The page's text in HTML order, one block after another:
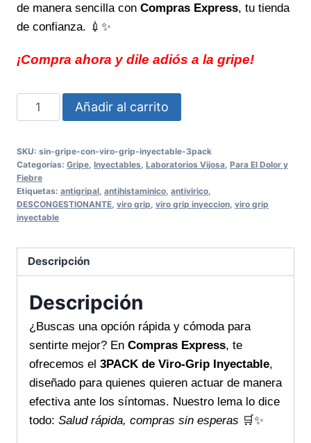
de manera sencilla con Compras Express, tu tienda
de confianza. 💉✨
¡Compra ahora y dile adiós a la gripe!
gripe
VIRO-
GRIP
INYECTABLE
3PACK,
rápido
cantidad
Añadir al carrito
SKU: sin-gripe-con-viro-grip-inyectable-3pack
Categorías: Gripe Inyectables Laboratorios Vijosa Para El Dolor y
Fiebre
Etiquetas: antigripal antihistaminico antivirico
DESCONGESTIONANTE viro grip viro grip inyeccion viro grip
inyectable
Descripción
Descripción
¿Buscas una opción rápida y cómoda para
sentirte mejor? En Compras Express, te
ofrecemos el 3PACK de Viro-Grip Inyectable,
diseñado para quienes quieren actuar de manera
efectiva ante los síntomas. Nuestro lema lo dice
todo: Salud rápida, compras sin esperas 🛒✨